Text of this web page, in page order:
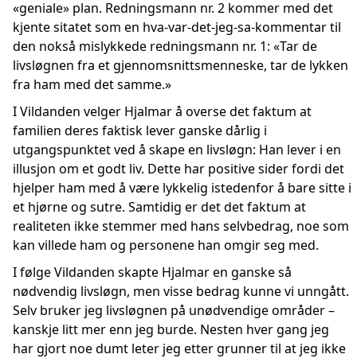
«geniale» plan. Redningsmann nr. 2 kommer med det
kjente sitatet som en hva-var-det-jeg-sa-kommentar til
den nokså mislykkede redningsmann nr. 1: «Tar de
livsløgnen fra et gjennomsnittsmenneske, tar de lykken
fra ham med det samme.»
I Vildanden velger Hjalmar å overse det faktum at
familien deres faktisk lever ganske dårlig i
utgangspunktet ved å skape en livsløgn: Han lever i en
illusjon om et godt liv. Dette har positive sider fordi det
hjelper ham med å være lykkelig istedenfor å bare sitte i
et hjørne og sutre. Samtidig er det det faktum at
realiteten ikke stemmer med hans selvbedrag, noe som
kan villede ham og personene han omgir seg med.
I følge Vildanden skapte Hjalmar en ganske så
nødvendig livsløgn, men visse bedrag kunne vi unngått.
Selv bruker jeg livsløgnen på unødvendige områder –
kanskje litt mer enn jeg burde. Nesten hver gang jeg
har gjort noe dumt leter jeg etter grunner til at jeg ikke